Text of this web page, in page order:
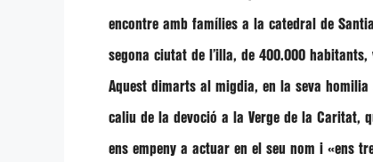
encontre amb famílies a la catedral de
segona ciutat de l’illa, de 400.000
Aquest dimarts al migdia, en la seva
caliu de la devoció a la Verge de la Caritat,
ens empeny a actuar en el seu nom i «ens